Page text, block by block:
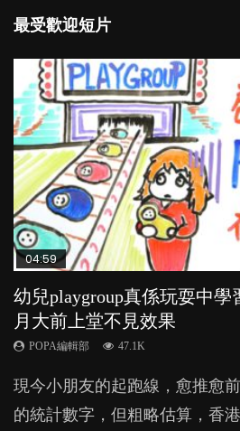
最受歡迎短片
04:59
幼兒playgroup真係玩耍中學
月大前上堂不見效果
POPA編輯部 47.1K
現今小朋友的起跑線，愈推愈
的統計數字，但粗略估算，香
03:39
幼稚園遊戲課 如何刺激幼
與懲罰？
POPA編輯部 33.1K
由美國學者所創的 tools of the
戲方式學習，學術能力和自制
04:06
全職好？在職好？｜全職媽
力與價值
POPA編輯部 25.8K
許多媽媽心底可能都有一刻掙
是在職好。雖說每個家庭都有
03:02
老公患產後憂鬱症對BB的影
POPA編輯部 15.9K
鬱，影響日常生活，嚴重的甚
朋友的念頭。但為何爸爸患上
04:18
凡事以BB為中心，就係好
的身心虛耗
POPA編輯部 31.5K
父母日夜無間、身心俱疲地照
教養？部份父母更會為了小朋